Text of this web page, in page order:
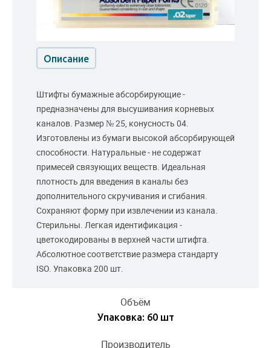
Объём
Упаковка: 60 шт
Производитель
Описание
Штифты бумажные абсорбирующие -
предназначены для высушивания корневых
каналов. Размер № 25, конусность 04.
Изготовлены из бумаги высокой абсорбирующей
способности. Натуральные - не содержат
примесей связующих веществ. Идеальная
плотность для введения в каналы без
дополнительного скручивания и сгибания.
Сохраняют форму при извлечении из канала.
Стерильны. Легкая идентификация -
цветокодированы в верхней части штифта.
Абсолютное соответствие размера стандарту
ISO. Упаковка 200 шт.